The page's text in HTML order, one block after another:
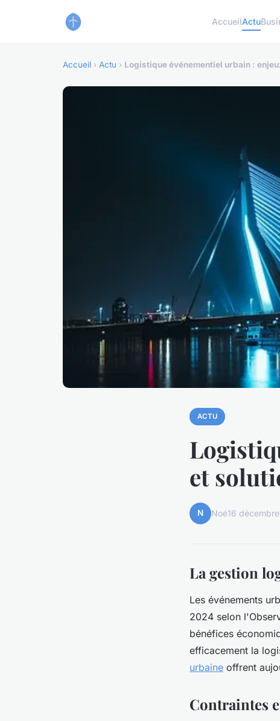
AccueilActu
Accueil › Actu › Logistique événementiel urbain :
ACTU
et
N Noé16
La gestion
Les événements
2024 selon
bénéfices
efficacement la
urbaine offrent
Contraintes